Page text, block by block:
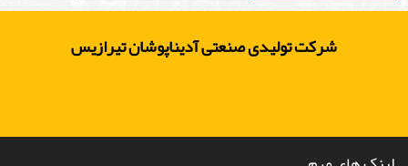
شرکت تولیدی صنعتی آدیناپوشان تیرازیس